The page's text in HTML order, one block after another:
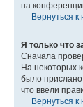
на
Вернуться к
Я только что
Сначала
На некоторых
было
что ввели
Вернуться к